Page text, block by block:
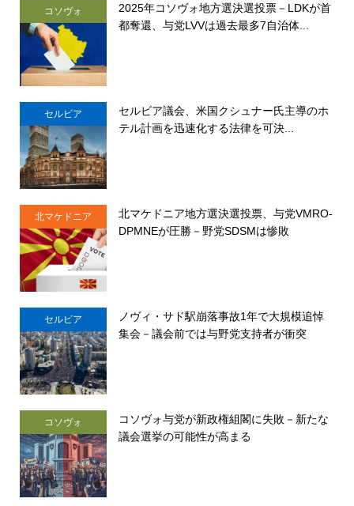
コソヴォ
2025年コソヴォ地方選決選投票－LDKが首
都奪還、与党LVVは過去最多7自治体...
セルビア
セルビア議会、米国クシュナー氏主導のホ
テル計画を迅速化する法律を可決...
北マケドニア
北マケドニア地方選決選投票、与党VMRO-
DPMNEが圧勝－野党SDSMは惨敗
セルビア
ノヴィ・サド駅崩落事故1年で大規模追悼
集会－議会前では与野党支持者が衝突
コソヴォ
コソヴォ与党が新政権組閣に失敗－新たな
議会選挙の可能性が高まる